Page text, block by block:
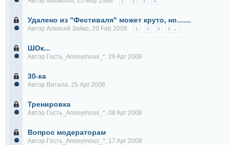
Удалено из "Фестиваля" может круто, но.......
Автор Алексей Зайко, 20 Feb 2008 1 2 3 8 →
ШОк...
Автор Гость_Anonymous_*, 29 Apr 2008
30-ка
Автор Витала, 25 Apr 2008
Тренировка
Автор Гость_Anonymous_*, 08 Apr 2008
Вопрос модераторам
Автор Гость_Anonymous_*, 17 Apr 2008